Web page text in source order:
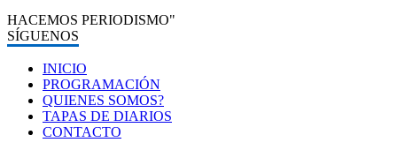
HACEMOS PERIODISMO"
SÍGUENOS
INICIO
PROGRAMACIÓN
QUIENES SOMOS?
TAPAS DE DIARIOS
CONTACTO